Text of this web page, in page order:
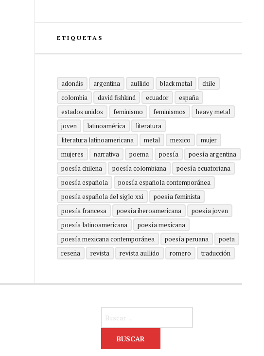
ETIQUETAS
adonáis argentina aullido black metal
chile
colombia
david fishkind ecuador
españa
estados unidos
feminismo feminismos
heavy metal
joven
latinoamérica
literatura
literatura latinoamericana
metal mexico
mujer
mujeres
narrativa poema poesía
poesía argentina
poesía chilena
poesía colombiana
poesía ecuatoriana
poesía española
poesía española contemporánea
poesía española del siglo xxi
poesía feminista
poesía francesa
poesía iberoamericana
poesía joven
poesía latinoamericana
poesía mexicana
poesía mexicana contemporánea
poesía peruana
poeta
reseña
revista revista aullido romero traducción